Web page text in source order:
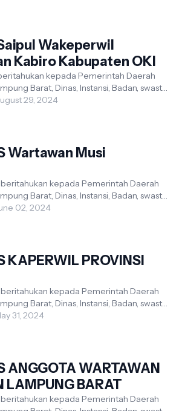
Wakeperwil
Kabiro Kabupaten OKI
kepada Pemerintah Daerah
Barat, Dinas, Instansi, Badan, swasta,
Ra...29, 2024
Wartawan Musi
kepada Pemerintah Daerah
Barat, Dinas, Instansi, Badan, swasta,
...02, 2024
KAPERWIL PROVINSI
kepada Pemerintah Daerah
Barat, Dinas, Instansi, Badan, swasta,
...31, 2024
ANGGOTA WARTAWAN
LAMPUNG BARAT
kepada Pemerintah Daerah